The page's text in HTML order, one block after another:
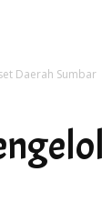
Daerah Sumbar